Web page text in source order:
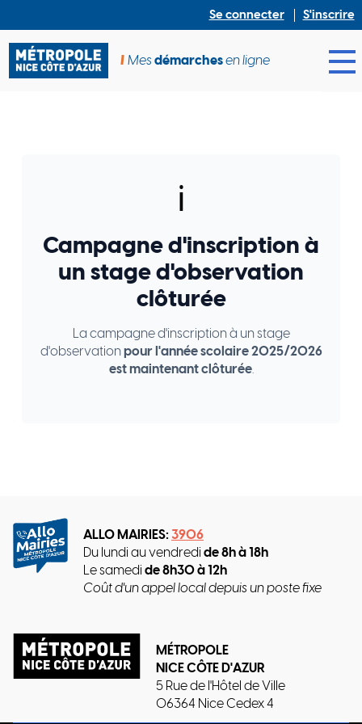
Se connecter S'inscrire
Mesdémarchesen ligne
ℹ️
Campagne d'inscription à
un stage d'observation
clôturée
La campagne d'inscription à un stage
d'observationpour l'année scolaire 2025/2026
est maintenant clôturée.
ALLO MAIRIES: 3906
Du lundi au vendredi de 8h à 18h
Le samedi de 8h30 à 12h
Coût d'un appel local depuis un poste fixe
MÉTROPOLE
NICE CÔTE D'AZUR
5 Rue de l'Hôtel de Ville
06364 Nice Cedex 4